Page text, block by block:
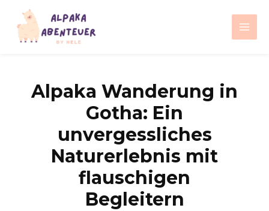
Inhalt
springen
Main
Alpaka Wanderung in
Gotha: Ein
unvergessliches
Naturerlebnis mit
flauschigen
Begleitern